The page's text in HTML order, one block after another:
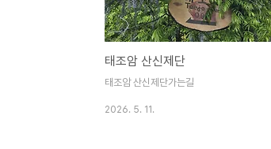
태조암 산신제단
태조암 산신제단가는길
2026. 5. 11.